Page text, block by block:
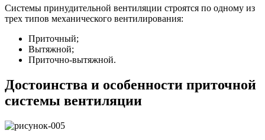
Системы принудительной вентиляции строятся по одному из
трех типов механического вентилирования:
Приточный;
Вытяжной;
Приточно-вытяжной.
Достоинства и особенности приточной
системы вентиляции